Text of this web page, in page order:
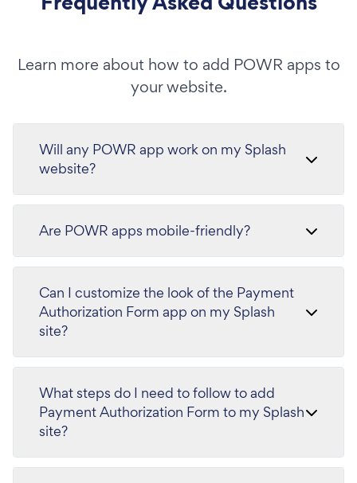
Learn more about how to add POWR apps to
your website.
Will any POWR app work on my Splash
website?
Are POWR apps mobile-friendly?
Can I customize the look of the Payment
Authorization Form app on my Splash
site?
What steps do I need to follow to add
Payment Authorization Form to my Splash
site?